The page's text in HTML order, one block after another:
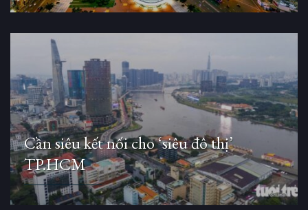
Cần siêu kết nối cho ‘siêu đô thị’
TP.HCM